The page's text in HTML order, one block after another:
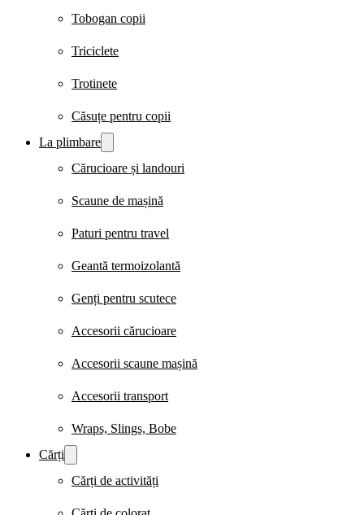
Tobogan copii
Triciclete
Trotinete
Căsuțe pentru copii
La plimbare
Cărucioare și landouri
Scaune de mașină
Paturi pentru travel
Geantă termoizolantă
Genți pentru scutece
Accesorii cărucioare
Accesorii scaune mașină
Accesorii transport
Wraps, Slings, Bobe
Cărți
Cărți de activități